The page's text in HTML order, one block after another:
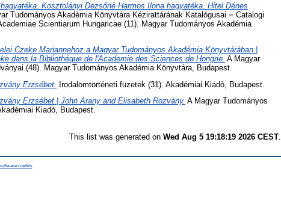
Kosztolányi Dezsőné Harmos Ilona hagyatéka. Hitel Dénes
Tudományos Akadémia Könyvtára Kézirattárának Katalógusai = Catalogi
Scientiarum Hungaricae (11). Magyar Tudományos Akadémia
Czeke Mariannehoz a Magyar Tudományos Akadémia Könyvtárában |
dans la Bibliothéque de l'Academie des Sciences de Hongrie. A Magyar
(48). Magyar Tudományos Akadémia Könyvtára, Budapest.
Erzsébet. Irodalomtörténeti füzetek (31). Akadémiai Kiadó, Budapest.
Erzsébet | John Arany and Elisabeth Rozvány. A Magyar Tudományos
Kiadó, Budapest.
This list was generated on Wed Aug 5 19:18:19 2026 CEST.
credits